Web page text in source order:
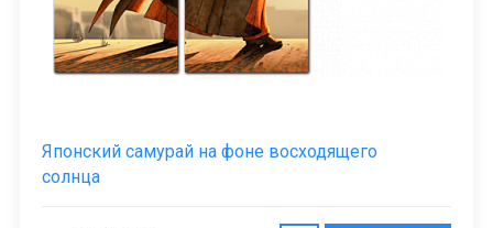
Японский самурай на фоне восходящего
солнца